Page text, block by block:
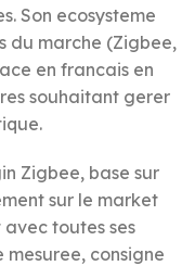
Son ecosysteme
du marche (Zigbee,
en francais en
souhaitant gerer
Zigbee, base sur
sur le market
toutes ses
consigne